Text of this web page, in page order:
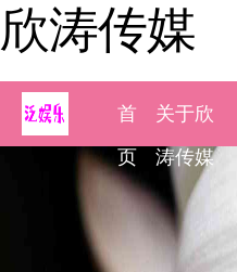
欣涛传媒
首
页
关于欣
涛传媒